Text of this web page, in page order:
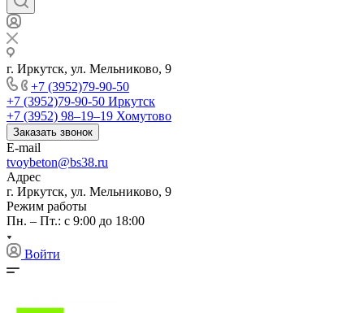
г. Иркутск, ул. Мельниково, 9
+7 (3952)79-90-50
+7 (3952)79-90-50 Иркутск
+7 (3952) 98‒19‒19 Хомутово
Заказать звонок
E-mail
tvoybeton@bs38.ru
Адрес
г. Иркутск, ул. Мельниково, 9
Режим работы
Пн. – Пт.: с 9:00 до 18:00
Войти